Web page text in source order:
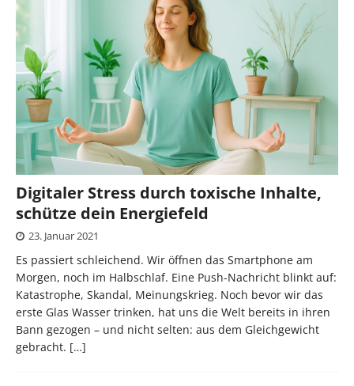
Digitaler Stress durch toxische Inhalte,
schütze dein Energiefeld
23. Januar 2021
Es passiert schleichend. Wir öffnen das Smartphone am
Morgen, noch im Halbschlaf. Eine Push-Nachricht blinkt auf:
Katastrophe, Skandal, Meinungskrieg. Noch bevor wir das
erste Glas Wasser trinken, hat uns die Welt bereits in ihren
Bann gezogen – und nicht selten: aus dem Gleichgewicht
gebracht. […]